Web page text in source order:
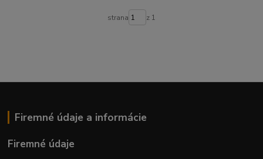
strana z 1
Firemné údaje a informácie
Firemné údaje